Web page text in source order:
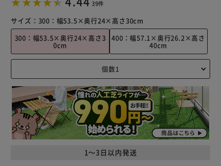
39件
サイズ： 300：幅53.5×奥行24×高さ30cm
300：幅53.5×奥行24×高さ3
0cm
400：幅57.1×奥行26.2×高さ
40cm
1～3日以内発送